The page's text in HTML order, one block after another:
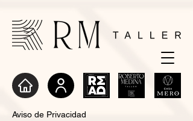
Aviso de Privacidad